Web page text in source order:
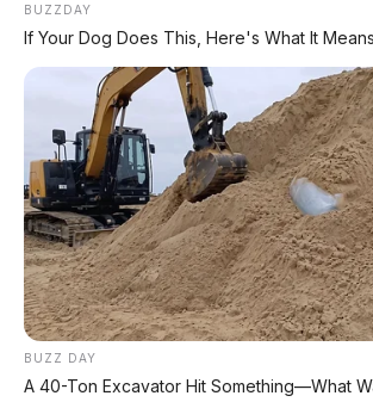
Chat Kami Sekarang
PALING BANYAKDIBACA
Leapmotor B01: Sedan Listrik
dengan Range 670 Km
BUZZDAY
If Your Dog Does This, Here's What It Means
BUZZ DAY
A 40-Ton Excavator Hit Something—What